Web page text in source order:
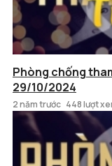
Phòng chống
29/10/2024
2 năm trước 448 lượt